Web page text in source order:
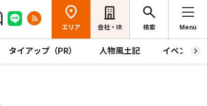
エリア 会社・IR 検索 Menu
タイアップ（PR） 人物風土記 イベント